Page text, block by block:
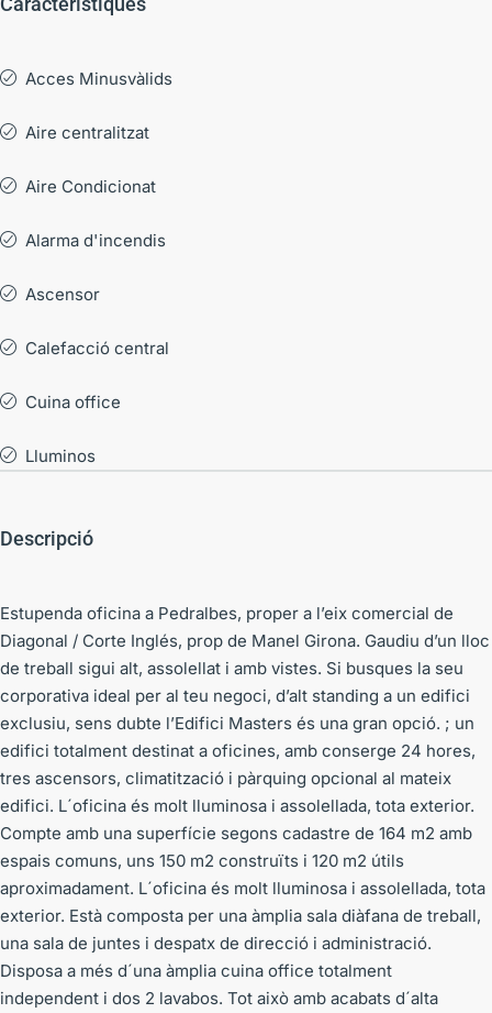
Acces Minusvàlids
Aire centralitzat
Aire Condicionat
Alarma d'incendis
Ascensor
Calefacció central
Cuina office
Lluminos
Descripció
Estupenda oficina a Pedralbes, proper a l’eix comercial de
Diagonal / Corte Inglés, prop de Manel Girona. Gaudiu d’un lloc
de treball sigui alt, assolellat i amb vistes. Si busques la seu
corporativa ideal per al teu negoci, d’alt standing a un edifici
exclusiu, sens dubte l’Edifici Masters és una gran opció. ; un
edifici totalment destinat a oficines, amb conserge 24 hores,
tres ascensors, climatització i pàrquing opcional al mateix
edifici. L´oficina és molt lluminosa i assolellada, tota exterior.
Compte amb una superfície segons cadastre de 164 m2 amb
espais comuns, uns 150 m2 construïts i 120 m2 útils
aproximadament. L´oficina és molt lluminosa i assolellada, tota
exterior. Està composta per una àmplia sala diàfana de treball,
una sala de juntes i despatx de direcció i administració.
Disposa a més d´una àmplia cuina office totalment
independent i dos 2 lavabos. Tot això amb acabats d´alta